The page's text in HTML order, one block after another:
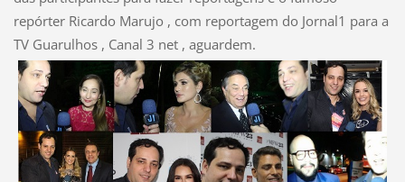
repórter Ricardo Marujo , com reportagem do Jornal1 para a
TV Guarulhos , Canal 3 net , aguardem.